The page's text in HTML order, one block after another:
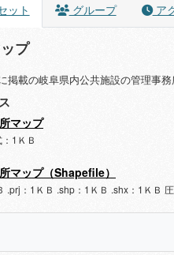
ット グループ ア
プ
掲載の岐阜県内公共施設の管理事
マップ
1ＫＢ
マップ（Shapefile）
.prj：1ＫＢ .shp：1ＫＢ .shx：1ＫＢ